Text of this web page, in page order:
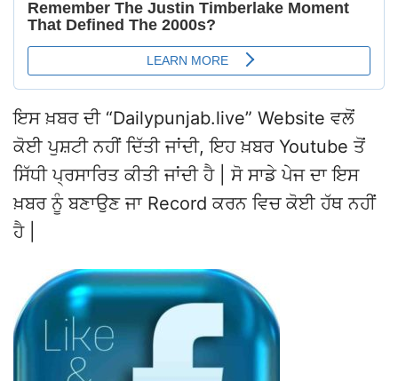
ਇਸ ਖ਼ਬਰ ਦੀ “Dailypunjab.live” Website ਵਲੋਂ
ਕੋਈ ਪੁਸ਼ਟੀ ਨਹੀਂ ਦਿੱਤੀ ਜਾਂਦੀ, ਇਹ ਖ਼ਬਰ Youtube ਤੋਂ
ਸਿੱਧੀ ਪ੍ਰਸਾਰਿਤ ਕੀਤੀ ਜਾਂਦੀ ਹੈ | ਸੋ ਸਾਡੇ ਪੇਜ ਦਾ ਇਸ
ਖ਼ਬਰ ਨੂੰ ਬਣਾਉਣ ਜਾ Record ਕਰਨ ਵਿਚ ਕੋਈ ਹੱਥ ਨਹੀਂ
ਹੈ |